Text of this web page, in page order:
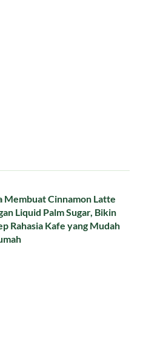
Membuat Cinnamon Latte
Liquid Palm Sugar, Bikin
Rahasia Kafe yang Mudah